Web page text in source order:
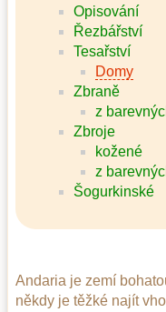
Opisování
Řezbářství
Tesařství
Domy
Zbraně
z
Zbroje
kožené
z
Šogurkinské
Andaria je zemí
někdy je těžké najít